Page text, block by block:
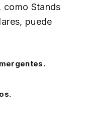
como Stands
puede